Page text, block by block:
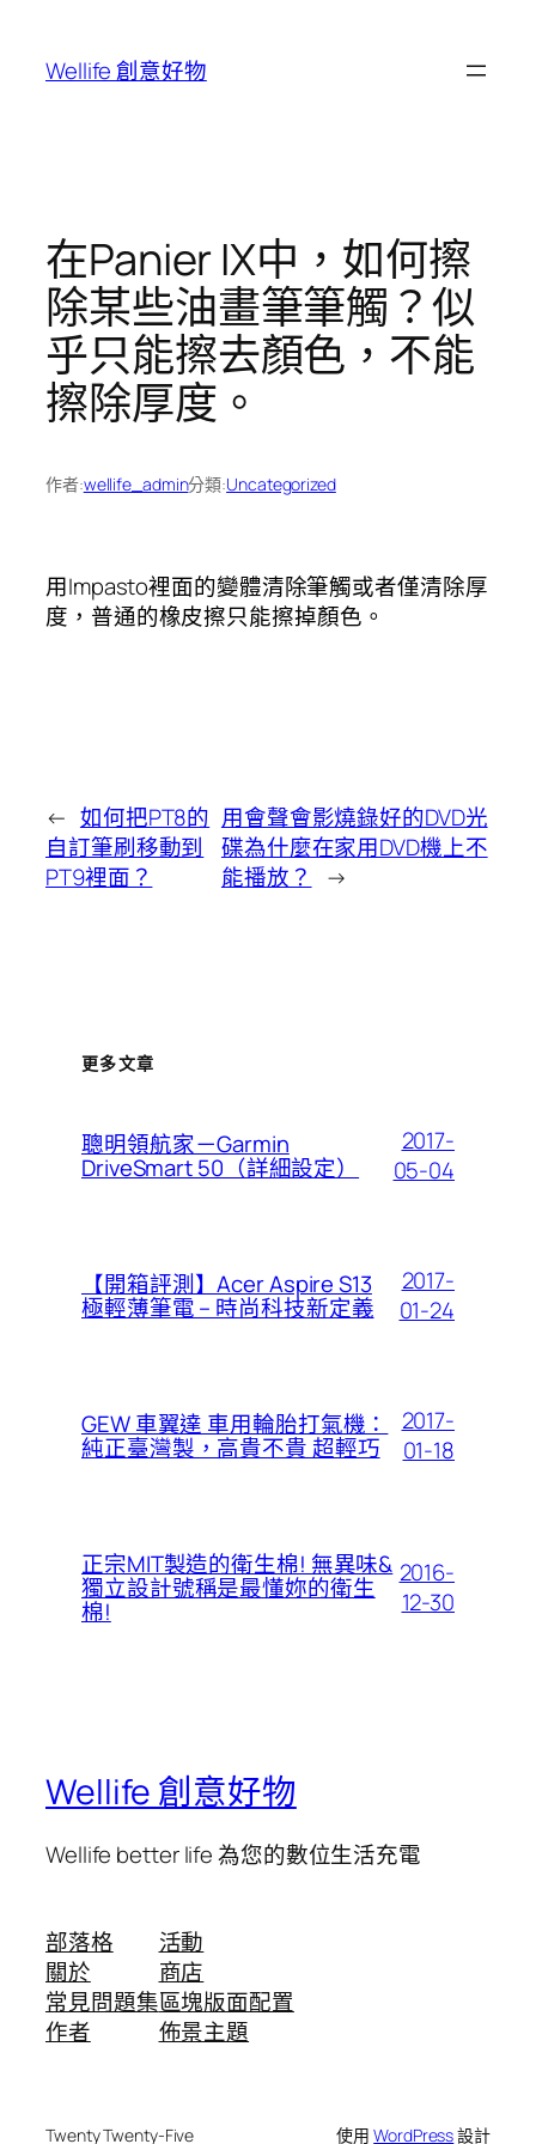
Wellife 創意好物
在Panier IX中，如何擦
除某些油畫筆筆觸？似
乎只能擦去顏色，不能
擦除厚度。
作者:wellife_admin分類:Uncategorized
用Impasto裡面的變體清除筆觸或者僅清除厚
度，普通的橡皮擦只能擦掉顏色。
← 如何把PT8的
自訂筆刷移動到
PT9裡面？
用會聲會影燒錄好的DVD光
碟為什麼在家用DVD機上不
能播放？
→
更多文章
聰明領航家－Garmin
DriveSmart 50（詳細設定）
2017-
05-04
【開箱評測】Acer Aspire S13
極輕薄筆電 – 時尚科技新定義
2017-
01-24
GEW 車翼達 車用輪胎打氣機：
純正臺灣製，高貴不貴 超輕巧
2017-
01-18
正宗MIT製造的衛生棉! 無異味&
獨立設計號稱是最懂妳的衛生
棉!
2016-
12-30
Wellife 創意好物
Wellife better life 為您的數位生活充電
部落格
關於
常見問題集
作者
活動
商店
區塊版面配置
佈景主題
Twenty Twenty-Five 使用WordPress設計